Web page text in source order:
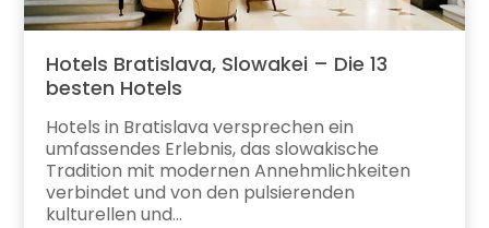
Hotels Bratislava, Slowakei – Die 13
besten Hotels
Hotels in Bratislava versprechen ein
umfassendes Erlebnis, das slowakische
Tradition mit modernen Annehmlichkeiten
verbindet und von den pulsierenden
kulturellen und...